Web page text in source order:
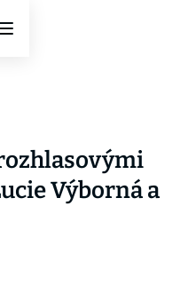
Výborná a